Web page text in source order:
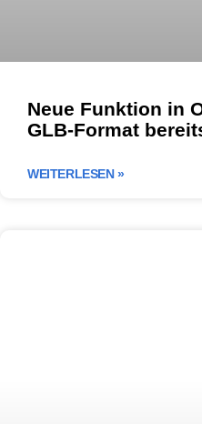
Neue Funktion in
GLB-Format
WEITERLESEN »